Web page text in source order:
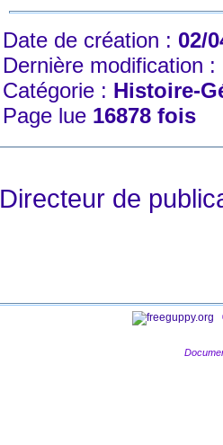
Date de création : 02/
Dernière modification :
Catégorie : Histoire-
Page lue 16878 fois
Directeur de